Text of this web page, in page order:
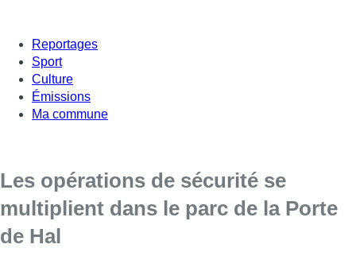
Reportages
Sport
Culture
Émissions
Ma commune
Les opérations de sécurité se
multiplient dans le parc de la Porte
de Hal